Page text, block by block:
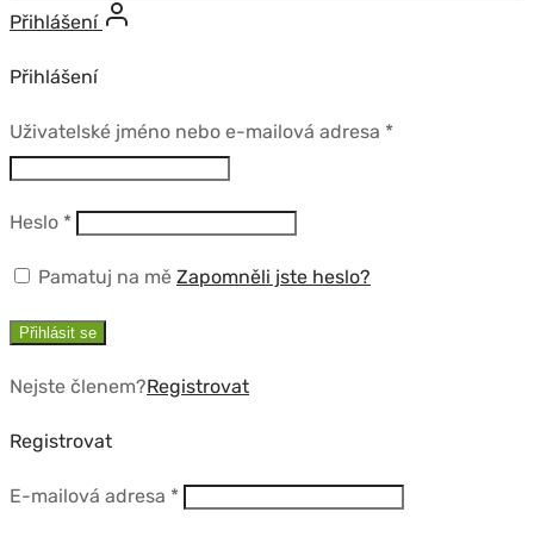
Přihlášení
Přihlášení
Uživatelské jméno nebo e-mailová adresa *Povinné
Heslo *Povinné
Pamatuj na mě Zapomněli jste heslo?
Přihlásit se
Nejste členem?Registrovat
Registrovat
E-mailová adresa *Povinné